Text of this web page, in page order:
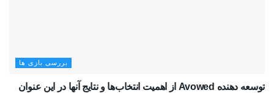
بررسی بازی ها
توسعه دهنده Avowed از اهمیت انتخاب‌ها و نتایج آنها در این عنوان